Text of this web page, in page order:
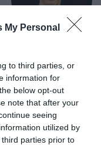
My Personal
to third parties, or
information for
below opt-out
note that after your
seeing
utilized by
parties prior to
recept för alla
Alla recept
så att du ska
hemma. Läs mer